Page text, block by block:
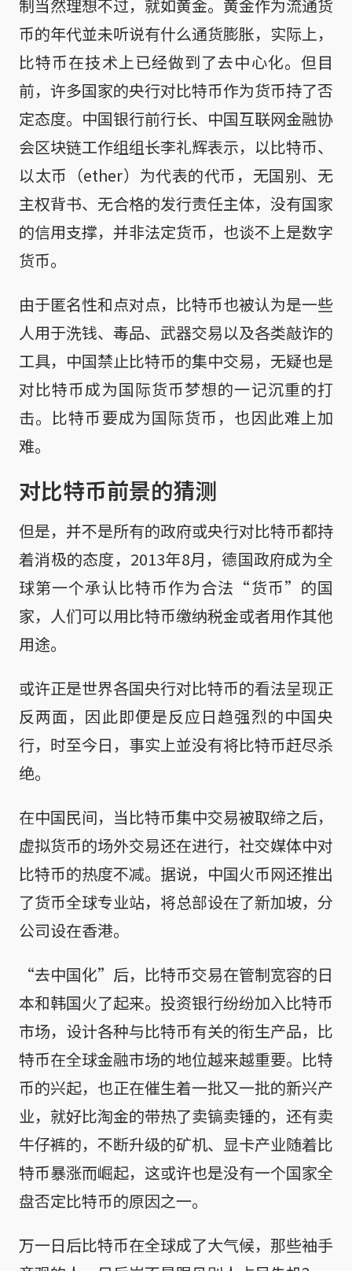
制当然理想不过，就如黄金。黄金作为流通货
币的年代並未听说有什么通货膨胀，实际上，
比特币在技术上已经做到了去中心化。但目
前，许多国家的央行对比特币作为货币持了否
定态度。中国银行前行长、中国互联网金融协
会区块链工作组组长李礼辉表示，以比特币、
以太币（ether）为代表的代币，无国别、无
主权背书、无合格的发行责任主体，没有国家
的信用支撑，并非法定货币，也谈不上是数字
货币。
由于匿名性和点对点，比特币也被认为是一些
人用于洗钱、毒品、武器交易以及各类敲诈的
工具，中国禁止比特币的集中交易，无疑也是
对比特币成为国际货币梦想的一记沉重的打
击。比特币要成为国际货币，也因此难上加
难。
对比特币前景的猜测
但是，并不是所有的政府或央行对比特币都持
着消极的态度，2013年8月，德国政府成为全
球第一个承认比特币作为合法“货币”的国
家，人们可以用比特币缴纳税金或者用作其他
用途。
或许正是世界各国央行对比特币的看法呈现正
反两面，因此即便是反应日趋强烈的中国央
行，时至今日，事实上並没有将比特币赶尽杀
绝。
在中国民间，当比特币集中交易被取缔之后，
虚拟货币的场外交易还在进行，社交媒体中对
比特币的热度不减。据说，中国火币网还推出
了货币全球专业站，将总部设在了新加坡，分
公司设在香港。
“去中国化”后，比特币交易在管制宽容的日
本和韩国火了起来。投资银行纷纷加入比特币
市场，设计各种与比特币有关的衔生产品，比
特币在全球金融市场的地位越来越重要。比特
币的兴起，也正在催生着一批又一批的新兴产
业，就好比淘金的带热了卖镐卖锤的，还有卖
牛仔裤的，不断升级的矿机、显卡产业随着比
特币暴涨而崛起，这或许也是没有一个国家全
盘否定比特币的原因之一。
万一日后比特币在全球成了大气候，那些袖手